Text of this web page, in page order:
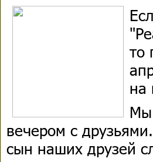
то
на
Мы
вечером с
сын наших друзей